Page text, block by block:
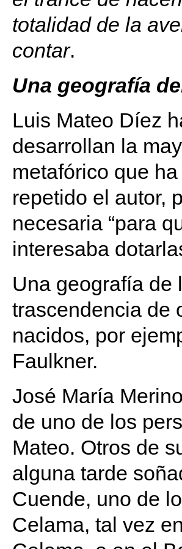
totalidad de la
contar.
Una geografía
Luis Mateo Díez
desarrollan la
metafórico que
repetido el autor,
necesaria “para
interesaba
Una geografía de
trascendencia de
nacidos, por
Faulkner.
José María
de uno de los
Mateo. Otros de
alguna tarde
Cuende, uno de
Celama, tal vez